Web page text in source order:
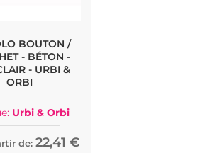
BOUTON /
- BÉTON -
- URBI &
ORBI
Urbi & Orbi
de: 22,41 €